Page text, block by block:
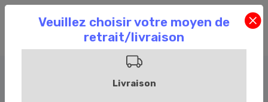
Boeuf